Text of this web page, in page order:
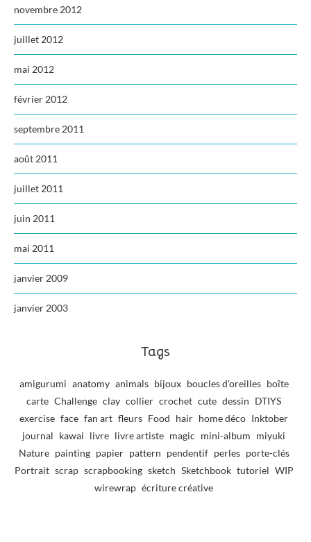
novembre 2012
juillet 2012
mai 2012
février 2012
septembre 2011
août 2011
juillet 2011
juin 2011
mai 2011
janvier 2009
janvier 2003
Tags
amigurumi anatomy animals bijoux boucles d'oreilles boîte
carte Challenge clay collier crochet cute dessin DTIYS
exercise face fan art fleurs Food hair home déco Inktober
journal kawai livre livre artiste magic mini-album miyuki
Nature painting papier pattern pendentif perles porte-clés
Portrait scrap scrapbooking sketch Sketchbook tutoriel WIP
wirewrap écriture créative